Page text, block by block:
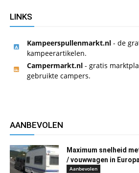
LINKS
Kampeerspullenmarkt.nl - de
kampeerartikelen.
Campermarkt.nl - gratis
gebruikte campers.
AANBEVOLEN
Maximum snelheid
/ vouwwagen in
Aanbevolen